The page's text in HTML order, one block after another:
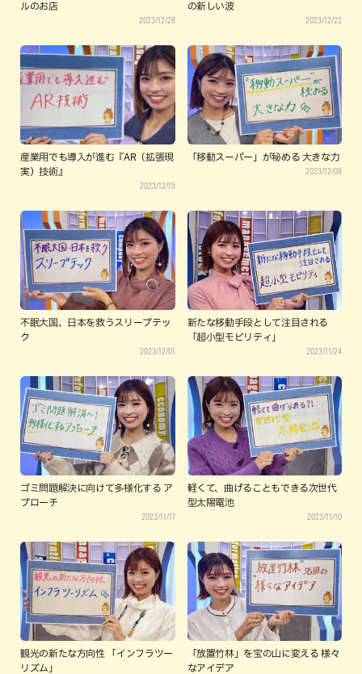
ルのお店
2023/12/28
の新しい波
2023/12/22
産業用でも導入が進む『AR（拡張現
実）技術』
2023/12/15
「移動スーパー」が秘める 大きな力
2023/12/08
不眠大国、日本を救うスリープテッ
ク
2023/12/01
新たな移動手段として注目される
「超小型モビリティ」
2023/11/24
ゴミ問題解決に向けて多様化する ア
プローチ
2023/11/17
軽くて、曲げることもできる次世代
型太陽電池
2023/11/10
観光の新たな方向性 「インフラツー
リズム」
「放置竹林」を宝の山に変える 様々
なアイデア